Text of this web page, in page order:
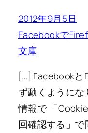
2012年9月5日
Facebookで
文庫
[…] Facebookと
ず動くように
情報で 「
回確認する」